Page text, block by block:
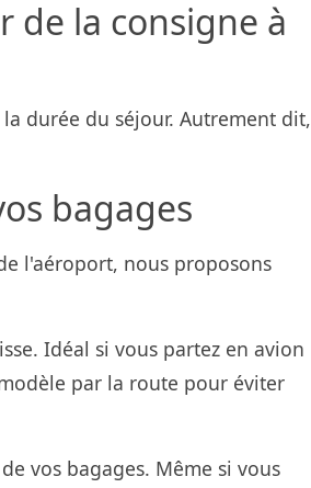
de la consigne à
durée du séjour. Autrement dit,
bagages
l'aéroport, nous proposons
Idéal si vous partez en avion
par la route pour éviter
vos bagages. Même si vous